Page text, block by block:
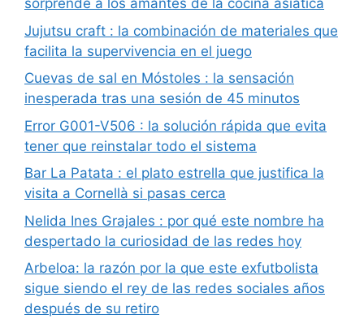
sorprende a los amantes de la cocina asiática
Jujutsu craft : la combinación de materiales que
facilita la supervivencia en el juego
Cuevas de sal en Móstoles : la sensación
inesperada tras una sesión de 45 minutos
Error G001-V506 : la solución rápida que evita
tener que reinstalar todo el sistema
Bar La Patata : el plato estrella que justifica la
visita a Cornellà si pasas cerca
Nelida Ines Grajales : por qué este nombre ha
despertado la curiosidad de las redes hoy
Arbeloa: la razón por la que este exfutbolista
sigue siendo el rey de las redes sociales años
después de su retiro